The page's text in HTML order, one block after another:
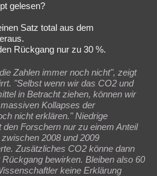
gelesen?
Satz total aus dem
Rückgang nur zu 30 %.
Zahlen immer noch nicht", zeigt
"Selbst wenn wir das CO2 und
in Betracht ziehen, können wir
Kollapses der
nicht erklären." Niedrige
Forschern nur zu einem Anteil
2008 und 2009
Zusätzliches CO2 könne dann
bewirken. Bleiben also 60
keine Erklärung